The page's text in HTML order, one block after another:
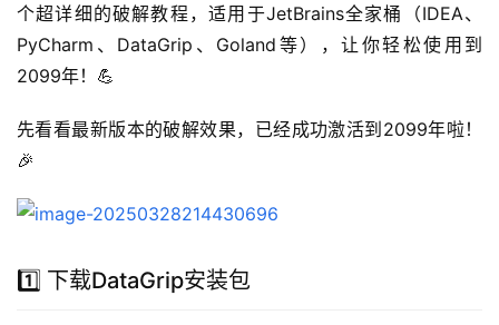
个超详细的破解教程，适用于JetBrains全家桶（IDEA、
PyCharm、DataGrip、Goland等），让你轻松使用到
2099年！💪
先看看最新版本的破解效果，已经成功激活到2099年啦！
🎉
1️⃣ 下载DataGrip安装包